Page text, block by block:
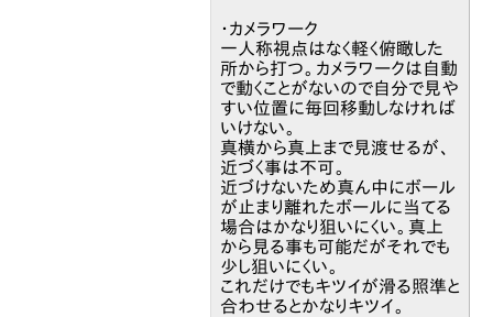
・カメラワーク
一人称視点はなく軽く俯瞰した
所から打つ。カメラワークは自動
で動くことがないので自分で見や
すい位置に毎回移動しなければ
いけない。
真横から真上まで見渡せるが、
近づく事は不可。
近づけないため真ん中にボール
が止まり離れたボールに当てる
場合はかなり狙いにくい。真上
から見る事も可能だがそれでも
少し狙いにくい。
これだけでもキツイが滑る照準と
合わせるとかなりキツイ。